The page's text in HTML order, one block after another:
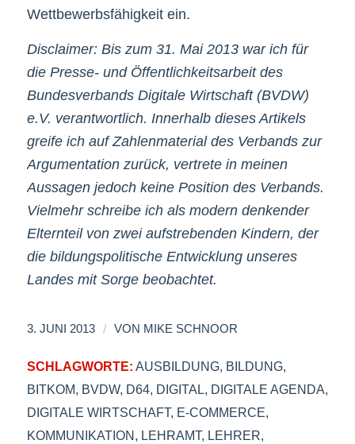
Wettbewerbsfähigkeit ein.
Disclaimer: Bis zum 31. Mai 2013 war ich für
die Presse- und Öffentlichkeitsarbeit des
Bundesverbands Digitale Wirtschaft (BVDW)
e.V. verantwortlich. Innerhalb dieses Artikels
greife ich auf Zahlenmaterial des Verbands zur
Argumentation zurück, vertrete in meinen
Aussagen jedoch keine Position des Verbands.
Vielmehr schreibe ich als modern denkender
Elternteil von zwei aufstrebenden Kindern, der
die bildungspolitische Entwicklung unseres
Landes mit Sorge beobachtet.
3. JUNI 2013 / VON MIKE SCHNOOR
SCHLAGWORTE: AUSBILDUNG, BILDUNG,
BITKOM, BVDW, D64, DIGITAL, DIGITALE AGENDA,
DIGITALE WIRTSCHAFT, E-COMMERCE,
KOMMUNIKATION , LEHRAMT, LEHRER,